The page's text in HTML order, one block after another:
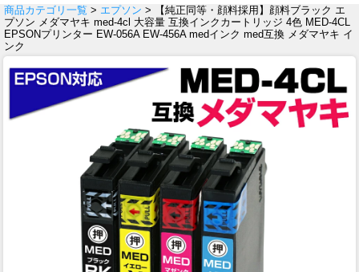
商品カテゴリ一覧 > エプソン > 【純正同等・顔料採用】顔料ブラック エ
プソン メダマヤキ med-4cl 大容量 互換インクカートリッジ 4色 MED-4CL
EPSONプリンター EW-056A EW-456A medインク med互換 メダマヤキ イ
ンク